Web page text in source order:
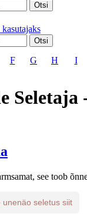
Otsi
Otsi
F G H I
see toob
unenäo seletus siit